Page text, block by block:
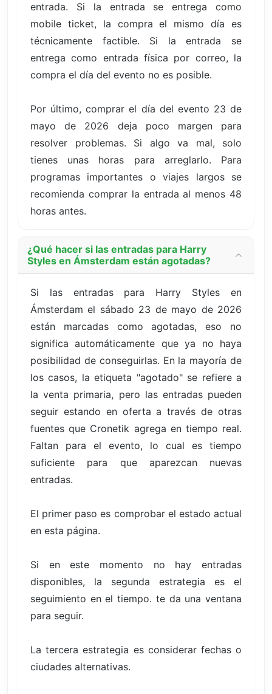
entrada. Si la entrada se entrega como
mobile ticket, la compra el mismo día es
técnicamente factible. Si la entrada se
entrega como entrada física por correo, la
compra el día del evento no es posible.
Por último, comprar el día del evento 23 de
mayo de 2026 deja poco margen para
resolver problemas. Si algo va mal, solo
tienes unas horas para arreglarlo. Para
programas importantes o viajes largos se
recomienda comprar la entrada al menos 48
horas antes.
¿Qué hacer si las entradas para Harry
Styles en Ámsterdam están agotadas?
Si las entradas para Harry Styles en
Ámsterdam el sábado 23 de mayo de 2026
están marcadas como agotadas, eso no
significa automáticamente que ya no haya
posibilidad de conseguirlas. En la mayoría de
los casos, la etiqueta "agotado" se refiere a
la venta primaria, pero las entradas pueden
seguir estando en oferta a través de otras
fuentes que Cronetik agrega en tiempo real.
Faltan para el evento, lo cual es tiempo
suficiente para que aparezcan nuevas
entradas.
El primer paso es comprobar el estado actual
en esta página.
Si en este momento no hay entradas
disponibles, la segunda estrategia es el
seguimiento en el tiempo. te da una ventana
para seguir.
La tercera estrategia es considerar fechas o
ciudades alternativas.